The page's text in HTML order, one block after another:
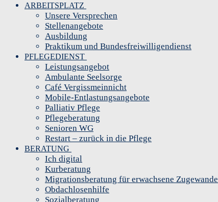
ARBEITSPLATZ
Unsere Versprechen
Stellenangebote
Ausbildung
Praktikum und Bundesfreiwilligendienst
PFLEGEDIENST
Leistungsangebot
Ambulante Seelsorge
Café Vergissmeinnicht
Mobile-Entlastungsangebote
Palliativ Pflege
Pflegeberatung
Senioren WG
Restart – zurück in die Pflege
BERATUNG
Ich digital
Kurberatung
Migrationsberatung für erwachsene
Obdachlosenhilfe
Sozialberatung